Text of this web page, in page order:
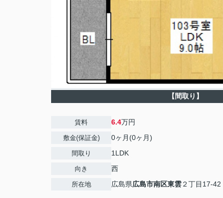
【間取り】
賃料 6.4万円
敷金(保証金) 0ヶ月(0ヶ月)
間取り 1LDK
向き 西
所在地 広島県広島市南区東雲２丁目17-42